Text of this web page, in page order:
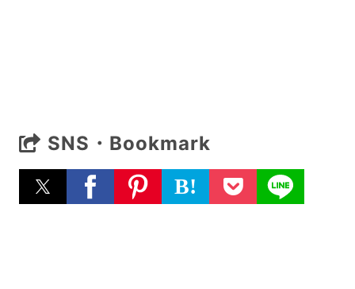
SNS・Bookmark
B!